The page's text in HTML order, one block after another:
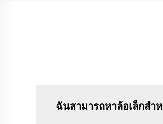
ฉันสามารถหาล้อเล็กสำ